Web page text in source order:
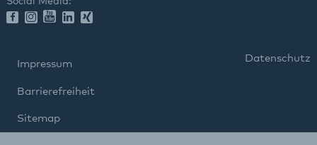
Impressum
Datenschutz
Barrierefreiheit
Sitemap